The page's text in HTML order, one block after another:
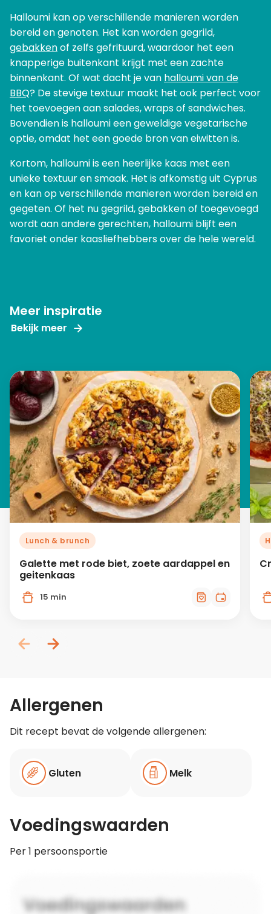
Halloumi kan op verschillende manieren worden
bereid en genoten. Het kan worden gegrild,
gebakkenof zelfs gefrituurd, waardoor het een
knapperige buitenkant krijgt met een zachte
binnenkant. Of wat dacht je van halloumi van de
BBQ? De stevige textuur maakt het ook perfect voor
het toevoegen aan salades, wraps of sandwiches.
Bovendien is halloumi een geweldige vegetarische
optie, omdat het een goede bron van eiwitten is.
Kortom, halloumi is een heerlijke kaas met een
unieke textuur en smaak. Het is afkomstig uit Cyprus
en kan op verschillende manieren worden bereid en
gegeten. Of het nu gegrild, gebakken of toegevoegd
wordt aan andere gerechten, halloumi blijft een
favoriet onder kaasliefhebbers over de hele wereld.
Meer inspiratie
Bekijk meer
Lunch & brunch
Galette met rode biet, zoete aardappel en
geitenkaas
15 min
Allergenen
Dit recept bevat de volgende allergenen:
Gluten Melk
Voedingswaarden
Per 1 persoonsportie